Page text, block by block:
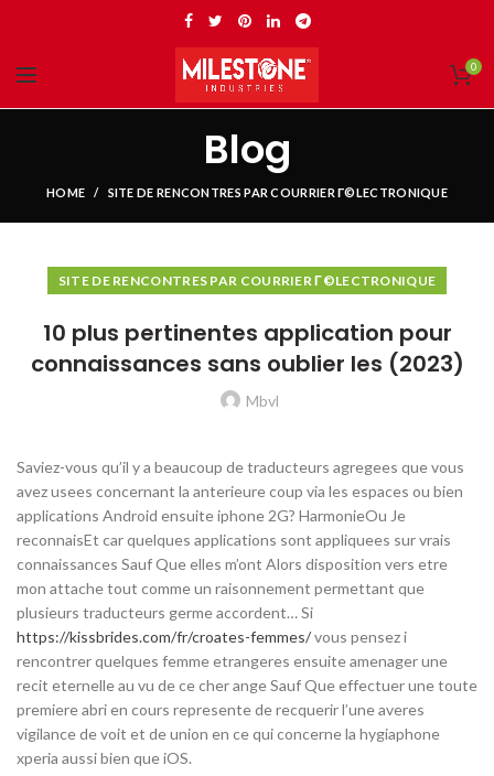
0
Blog
HOME SITE DE RENCONTRES PAR COURRIER Г©LECTRONIQUE
SITE DE RENCONTRES PAR COURRIER Г©LECTRONIQUE
10 plus pertinentes application pour
connaissances sans oublier les (2023)
Mbvl
Saviez-vous qu’il y a beaucoup de traducteurs agregees que vous
avez usees concernant la anterieure coup via les espaces ou bien
applications Android ensuite iphone 2G? HarmonieOu Je
reconnaisEt car quelques applications sont appliquees sur vrais
connaissances Sauf Que elles m’ont Alors disposition vers etre
mon attache tout comme un raisonnement permettant que
plusieurs traducteurs germe accordent…Si
https://kissbrides.com/fr/croates-femmes/vous pensez i
rencontrer quelques femme etrangeres ensuite amenager une
recit eternelle au vu de ce cher ange Sauf Que effectuer une toute
premiere abri en cours represente de recquerir l’une averes
vigilance de voit et de union en ce qui concerne la hygiaphone
xperia aussi bien que iOS.